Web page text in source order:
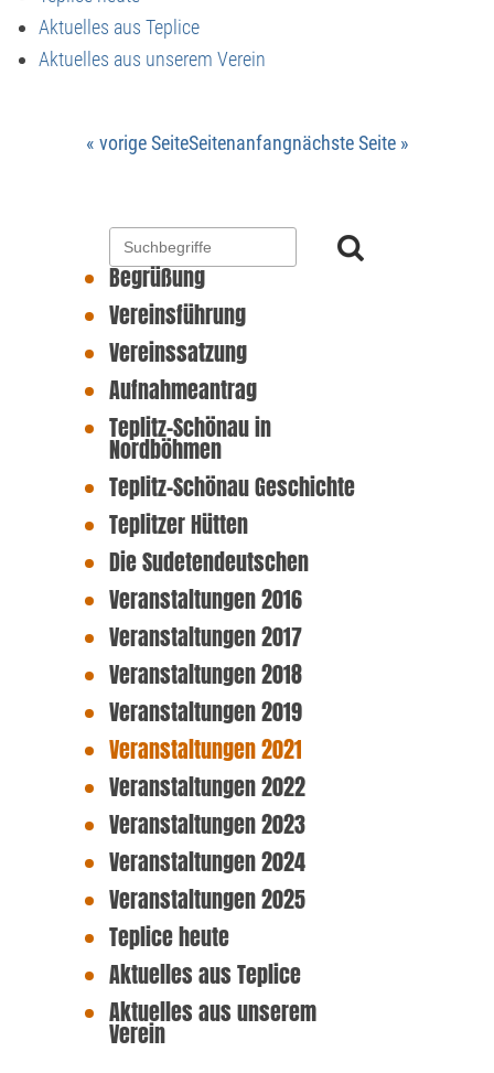
Aktuelles aus Teplice
Aktuelles aus unserem Verein
« vorige SeiteSeitenanfangnächste Seite »
Begrüßung
Vereinsführung
Vereinssatzung
Aufnahmeantrag
Teplitz-Schönau in
Nordböhmen
Teplitz-Schönau Geschichte
Teplitzer Hütten
Die Sudetendeutschen
Veranstaltungen 2016
Veranstaltungen 2017
Veranstaltungen 2018
Veranstaltungen 2019
Veranstaltungen 2021
Veranstaltungen 2022
Veranstaltungen 2023
Veranstaltungen 2024
Veranstaltungen 2025
Teplice heute
Aktuelles aus Teplice
Aktuelles aus unserem
Verein